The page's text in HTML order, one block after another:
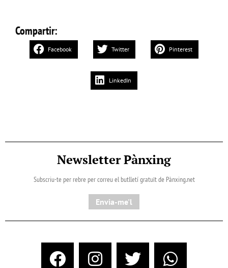
Compartir:
Facebook Twitter Pinterest
LinkedIn
Newsletter Pànxing
Subscriu-te per rebre per correu el butlletí gratuït de Pànxing.net​
Envia-me'l